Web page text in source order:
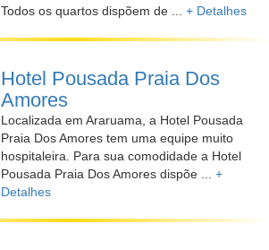
Todos os quartos dispõem de ... + Detalhes
Hotel Pousada Praia Dos
Amores
Localizada em Araruama, a Hotel Pousada
Praia Dos Amores tem uma equipe muito
hospitaleira. Para sua comodidade a Hotel
Pousada Praia Dos Amores dispõe ... +
Detalhes